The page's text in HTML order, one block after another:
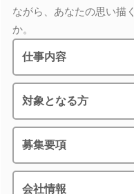
ながら、あなたの思い描
か。
仕事内容
対象となる方
募集要項
会社情報